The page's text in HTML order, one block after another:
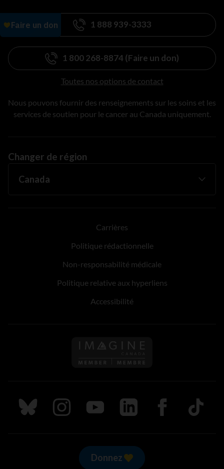
1 888 939-3333
1 800 268-8874 (Faire un don)
Toutes nos options de contact
Nous pouvons fournir des renseignements sur les soins et les
services de soutien pour le cancer au Canada uniquement.
Changer de région
Carrières
Politique rédactionnelle
Non-responsabilité médicale
Politique relative aux hyperliens
Accessibilité
Suivez nous sur Bluesky
Suivez nous sur Instagram
Suivez nous sur Youtube
Suivez nous sur LinkedIn
Suivez nous sur
TikTok
Donnez